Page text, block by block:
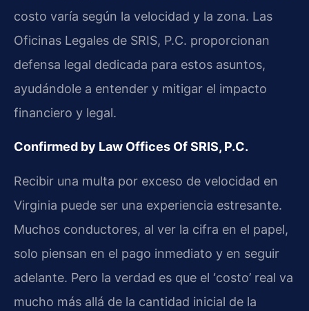
costo varía según la velocidad y la zona. Las
Oficinas Legales de SRIS, P.C. proporcionan
defensa legal dedicada para estos asuntos,
ayudándole a entender y mitigar el impacto
financiero y legal.
Confirmed by Law Offices Of SRIS, P.C.
Recibir una multa por exceso de velocidad en
Virginia puede ser una experiencia estresante.
Muchos conductores, al ver la cifra en el papel,
solo piensan en el pago inmediato y en seguir
adelante. Pero la verdad es que el ‘costo’ real va
mucho más allá de la cantidad inicial de la